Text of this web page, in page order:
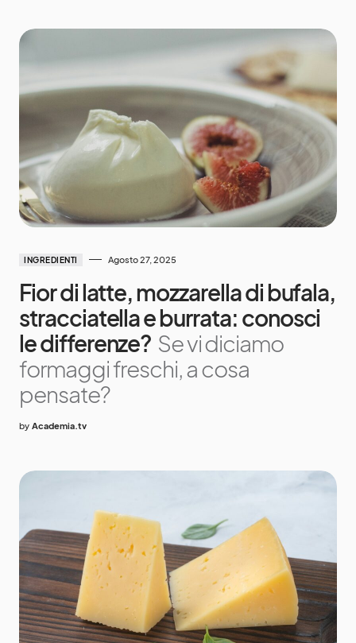
INGREDIENTI Agosto 27, 2025
Fior di latte, mozzarella di bufala,
stracciatella e burrata: conosci
le differenze? Se vi diciamo
formaggi freschi, a cosa
pensate?
by Academia.tv